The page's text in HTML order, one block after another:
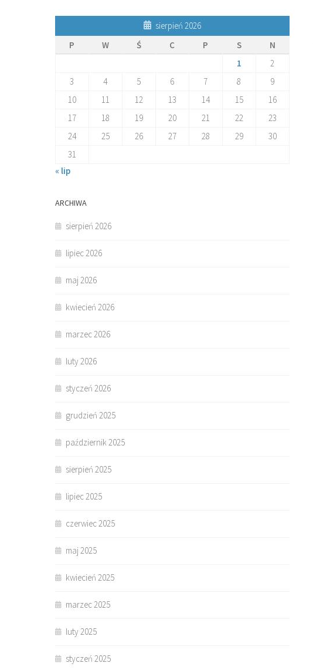
sierpień 2026
P
W Ś C P S
N
1
2
3
4 5 6 7 8
9
10
11 12 13 14 15
16
17
18 19 20 21 22
23
24
25 26 27 28 29
30
31
« lip
ARCHIWA
sierpień 2026
lipiec 2026
maj 2026
kwiecień 2026
marzec 2026
luty 2026
styczeń 2026
grudzień 2025
październik 2025
sierpień 2025
lipiec 2025
czerwiec 2025
maj 2025
kwiecień 2025
marzec 2025
luty 2025
styczeń 2025